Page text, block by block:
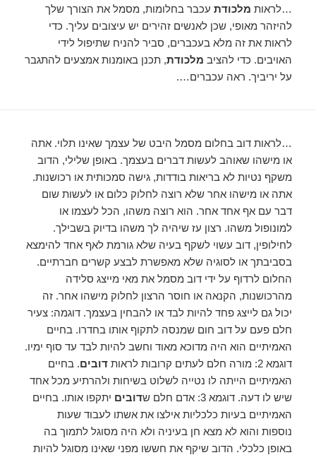
…לראות מלכודת עכבר בחלומות, מסמל את הצורך שלך
להיזהר מאופי, שכן לאנשים זהירים יש עיצובים עליך. כדי
לראות את זה מלא בעכברים, סביר להניח שתיפול לידי
האויבים. כדי להציב מלכודת, תכנן באומנות אמצעים להתגבר
על יריביך. ראה עכברים….
…לראות דוב בחלום מסמל היבט של עצמך שאינו תלוי. אתה
או מישהו שאוהב לעשות דברים בעצמך. באופן שלילי, הדוב
משקף נטיות לא בריאות בודדות, גישה סמכותית או רכושנות.
אתה או מישהו אחר שלא רוצה לחלוק כלום או לעשות שום
דבר עם אף אחד אחר. הוא רוצה משהו, הכל לעצמו או
למונופול משהו. רצון עז שיהיה לך משהו בדיוק בשבילך.
לחילופין, דוב עשוי לשקף בעיה שלא גורמת לאף אחד להימצא
בסביבתך או לסוגיה שלא מאפשרת לבצע קשרים חברתיים.
החלום לרדוף על ידי דוב מסמל את מאי מייצג סלידה
מהרכושנות, הקנאה או חוסר הרצון לחלוק מישהו אחר. זה
יכול גם לייצג פחד להיות לבד או להבחין בעצמך. דוגמה: צעיר
חלם פעם על דוב חום שמנסה לתקוף אותו בחדרו. בחיים
האמיתיים הוא היה מדוכא מאוד וחשב להיות לבד עד סוף ימיו.
דוגמא 2: מורה חלם לעתים קרובות לראות
דובים. בחיים
האמיתיים הייתה לו נטייה לשלוט בשיחות ולהרתיע מכל אחד
שיש לו דעה. דוגמא 3: אדם חלם ש
דובים יתקפו אותו. בחיים
האמיתיים בעיות כלכליות אילצו את אשתו לעבוד שעות
נוספות והוא לא מצא חן בעיניה ולא היה מסוגל לתמוך בה
באופן כלכלי. הדוב שיקף את חששו מפני שאינו מסוגל להיות